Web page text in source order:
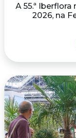
A 55.ª
2026, na